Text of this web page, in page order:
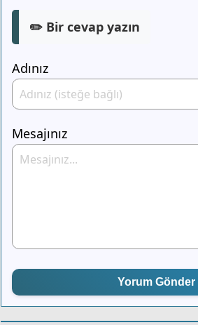
✏️ Bir cevap yazın
Adınız
Mesajınız
Yorum Gönder